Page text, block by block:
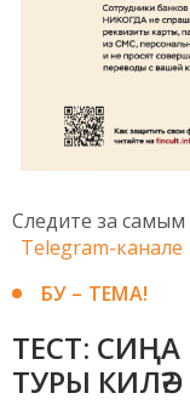
Следите за
Telegram-канале
БУ – ТЕМА!
ТЕСТ:
ТУРЫ КИЛӘ?